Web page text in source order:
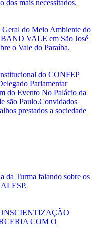
dos mais necessitados.
do Meio Ambiente do
VALE em São José
o Vale do Paraíba.
do CONFEP
Parlamentar
do Evento No Palácio da
são Paulo.Convidados
prestados a sociedade
da Turma falando sobre os
COM O